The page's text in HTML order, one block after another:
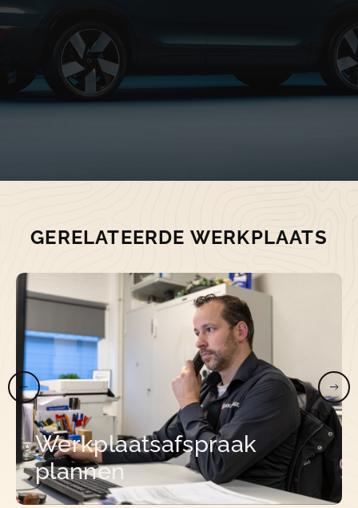
GERELATEERDE WERKPLAATS
Werkplaatsafspraak
plannen